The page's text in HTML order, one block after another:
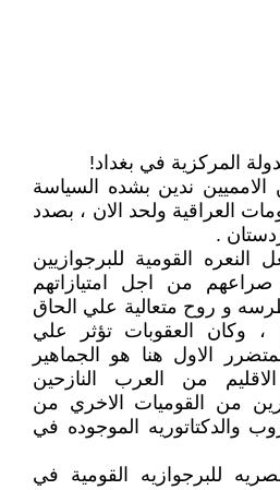
المرکزية في بغداد!
الامميين ندين بشدە السياسة
العراقية ولحد الان ، بصدد
.
النعرە القومية للبرجوازيين
صراعهم من اجل امتيازاتهم
و روح متعالية علي الحاق
، وکان العقوبات تؤثر علي
الاول هنا هو الجماهير
من العرب النازحين
من القوميات الاخري من
والدکتاتوريە الموجودە في
للبرجوازيە القومية في